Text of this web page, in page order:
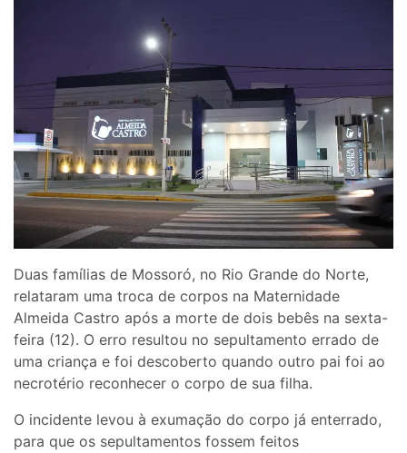
Duas famílias de Mossoró, no Rio Grande do Norte,
relataram uma troca de corpos na Maternidade
Almeida Castro após a morte de dois bebês na sexta-
feira (12). O erro resultou no sepultamento errado de
uma criança e foi descoberto quando outro pai foi ao
necrotério reconhecer o corpo de sua filha.
O incidente levou à exumação do corpo já enterrado,
para que os sepultamentos fossem feitos